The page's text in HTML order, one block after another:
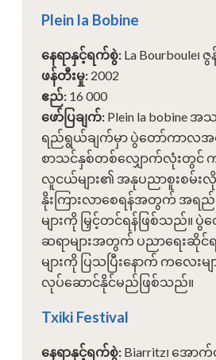
Plein la Bobine
နေရာနှင့်ရက်စွဲ: La Bourboule၊
ဖန်တီးမှု: 2002
ဧည်: 16 000
ဖော်ပြချက်: Plein la bobine အ
ရည်ရွယ်ချက်မှာ ပွဲတော်ကာလ
စာသင်နှစ်တစ်လျှောက်လုံးတွင် က
လူငယ်များ၏ အနုပညာစူးစမ်း
နိုးကြားလာစေရန်အတွက် အရ
များကို မြှင့်တင်ရန်ဖြစ်သည်။
ဆရာများအတွက် ပညာရေးဆိုင်
များကို ပြသပြီးနောက် ကလေးမျ
လုပ်ဆောင်နိုင်မည်ဖြစ်သည်။
Txiki Festival
နေရာနှင့်ရက်စွဲ: Biarritz၊ အေ